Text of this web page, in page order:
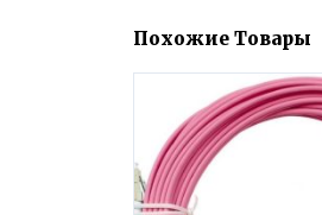
Похожие Товары